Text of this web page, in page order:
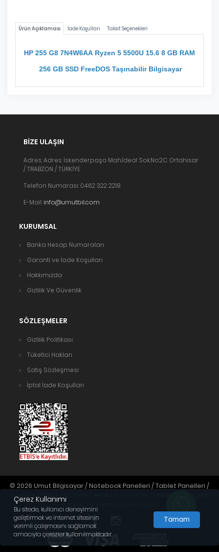
Çerez Kullanımı
Bu sitede, kullanıcı deneyimini
geliştirmek ve internet sitesinin
verimli çalışmasını sağlamak
amacıyla çerezler kullanılmaktadır.
Tamam
Ürün Açıklaması İade Koşulları Taksit Seçenekleri
HP 255 G8 7N4W6AA Ryzen 5 5500U 15.6 8 GB RAM
256 GB SSD FreeDOS Taşınabilir Bilgisayar
BIZE ULAŞIN
Adres: Adres: İskenderpaşa Mah.İdeal Sok.No:2C Ortahisar
/ TRABZON / TÜRKİYE
Telefon Numarası: 0462 322 2218
E-Mail: info@umutbil.com
KURUMSAL
Banka Hesap Numaraları
Garanti ve İade Koşulları
Hakkımızda
Gizlilik Ve Güvenlik
SÖZLEŞMELER
Gizlilik Politikası
Tüketici Hakları
Satış Sözleşmesi
İptal İade Koşulları
© 2026 Umut Bilgisayar / Notebook Panelleri / Tablet Panelleri /
Güvenlik / Yazıcı / Monitör/ Anakart / Ram / Harddisk. Tüm hakları
saklıdır. Powered by